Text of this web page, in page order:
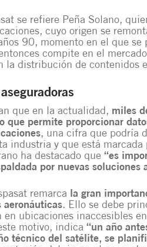
se refiere Peña Solano,
cuyo origen se
90, momento en el que
compite en el
la distribución de contenidos
que en la actualidad, miles
que permite proporcionar
, una cifra que podría
industria y que está
ha destacado que “es
por nuevas soluciones
remarca la gran
aeronáuticas. Ello se debe
en ubicaciones inaccesibles
motivo, indica “un año
técnico del satélite, se